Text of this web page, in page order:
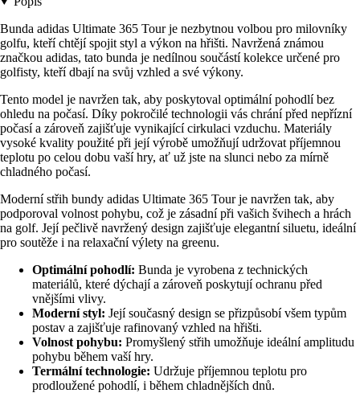
Bunda adidas Ultimate 365 Tour je nezbytnou volbou pro milovníky
golfu, kteří chtějí spojit styl a výkon na hřišti. Navržená známou
značkou adidas, tato bunda je nedílnou součástí kolekce určené pro
golfisty, kteří dbají na svůj vzhled a své výkony.
Tento model je navržen tak, aby poskytoval optimální pohodlí bez
ohledu na počasí. Díky pokročilé technologii vás chrání před nepřízní
počasí a zároveň zajišťuje vynikající cirkulaci vzduchu. Materiály
vysoké kvality použité při její výrobě umožňují udržovat příjemnou
teplotu po celou dobu vaší hry, ať už jste na slunci nebo za mírně
chladného počasí.
Moderní střih bundy adidas Ultimate 365 Tour je navržen tak, aby
podporoval volnost pohybu, což je zásadní při vašich švihech a hrách
na golf. Její pečlivě navržený design zajišťuje elegantní siluetu, ideální
pro soutěže i na relaxační výlety na greenu.
Optimální pohodlí: Bunda je vyrobena z technických
materiálů, které dýchají a zároveň poskytují ochranu před
vnějšími vlivy.
Moderní styl: Její současný design se přizpůsobí všem typům
postav a zajišťuje rafinovaný vzhled na hřišti.
Volnost pohybu: Promyšlený střih umožňuje ideální amplitudu
pohybu během vaší hry.
Termální technologie: Udržuje příjemnou teplotu pro
prodloužené pohodlí, i během chladnějších dnů.